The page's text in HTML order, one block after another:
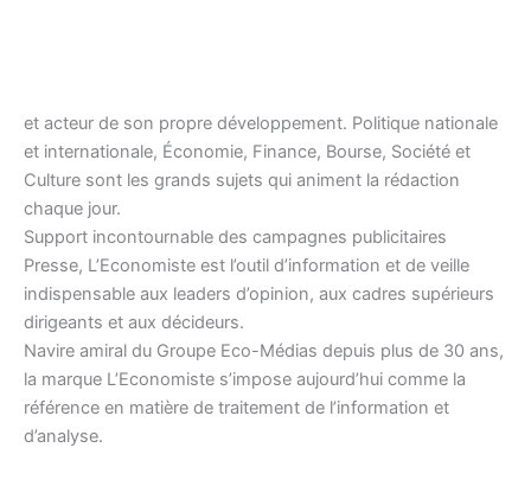
et acteur de son propre développement. Politique nationale
et internationale, Économie, Finance, Bourse, Société et
Culture sont les grands sujets qui animent la rédaction
chaque jour.
Support incontournable des campagnes publicitaires
Presse, L’Economiste est l’outil d’information et de veille
indispensable aux leaders d’opinion, aux cadres supérieurs
dirigeants et aux décideurs.
Navire amiral du Groupe Eco-Médias depuis plus de 30 ans,
la marque L’Economiste s’impose aujourd’hui comme la
référence en matière de traitement de l’information et
d’analyse.